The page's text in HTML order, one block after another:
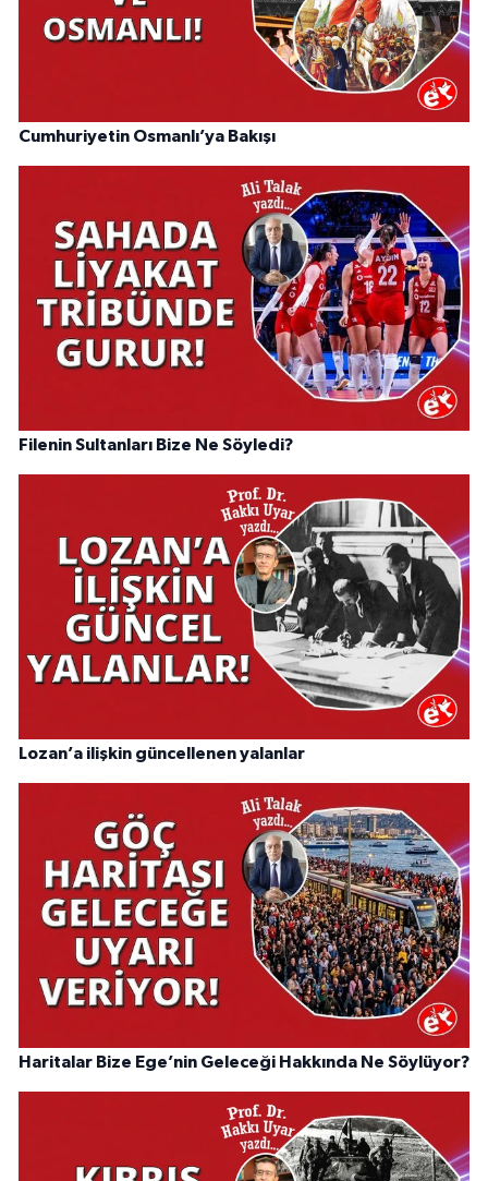
Cumhuriyetin Osmanlı’ya Bakışı
Filenin Sultanları Bize Ne Söyledi?
Lozan’a ilişkin güncellenen yalanlar
Haritalar Bize Ege’nin Geleceği Hakkında Ne Söylüyor?